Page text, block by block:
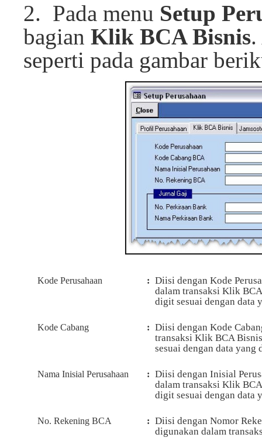
2. Pada menu Setup
bagian Klik BCA Bisnis
seperti pada gambar
Kode Perusahaan : Diisi dengan Kode
dalam transaksi Klik
digit sesuai dengan data
Kode Cabang : Diisi dengan Kode
transaksi Klik BCA
sesuai dengan data
Nama Inisial Perusahaan : Diisi dengan Inisial
dalam transaksi Klik
digit sesuai dengan data
No. Rekening BCA : Diisi dengan Nomor
digunakan dalam